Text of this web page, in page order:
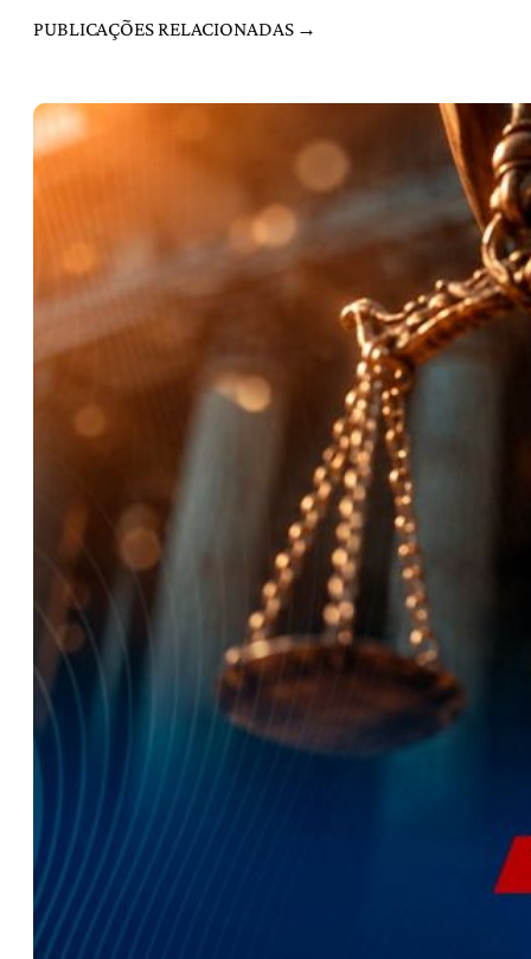
PUBLICAÇÕES RELACIONADAS →